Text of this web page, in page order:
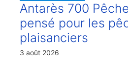
Antarès 700
pensé pour les
plaisanciers
3 août 2026